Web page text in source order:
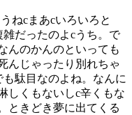
ねcまあcいろいろと
だったのよcうち。で
んのかんのといっても
んじゃったり別れちゃ
駄目なのよね。なんに
しくもないしc辛くもな
ときどき夢に出てくる